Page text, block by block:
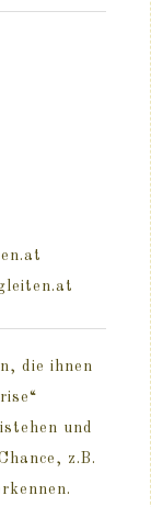
die ihnen
und
z.B.